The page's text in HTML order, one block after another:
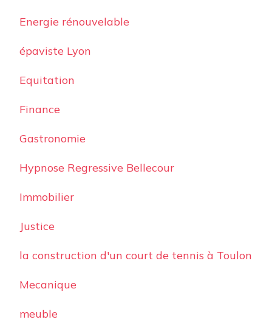
Energie rénouvelable
épaviste Lyon
Equitation
Finance
Gastronomie
Hypnose Regressive Bellecour
Immobilier
Justice
la construction d'un court de tennis à Toulon
Mecanique
meuble